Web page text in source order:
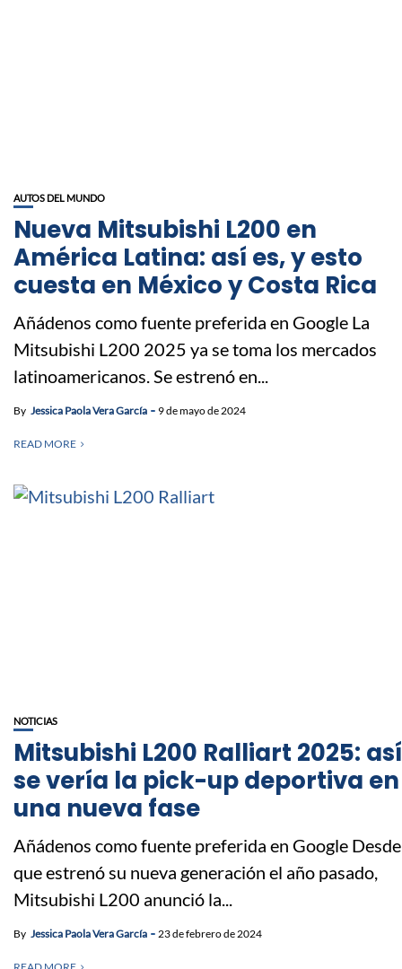
AUTOS DEL MUNDO
Nueva Mitsubishi L200 en
América Latina: así es, y esto
cuesta en México y Costa Rica
Añádenos como fuente preferida en Google La
Mitsubishi L200 2025 ya se toma los mercados
latinoamericanos. Se estrenó en...
By Jessica Paola Vera García 9 de mayo de 2024
READ MORE
NOTICIAS
Mitsubishi L200 Ralliart 2025: así
se vería la pick-up deportiva en
una nueva fase
Añádenos como fuente preferida en Google Desde
que estrenó su nueva generación el año pasado,
Mitsubishi L200 anunció la...
By Jessica Paola Vera García 23 de febrero de 2024